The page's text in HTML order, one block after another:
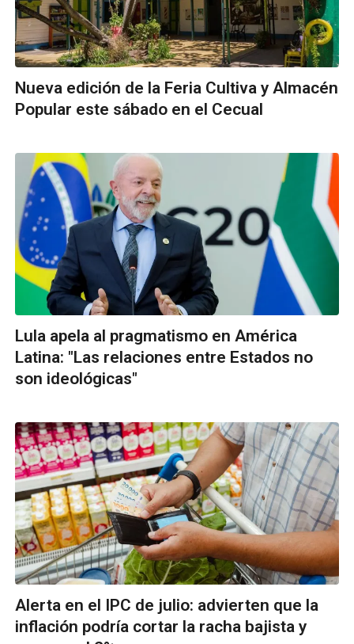
Nueva edición de la Feria Cultiva y Almacén
Popular este sábado en el Cecual
Lula apela al pragmatismo en América
Latina: "Las relaciones entre Estados no
son ideológicas"
Alerta en el IPC de julio: advierten que la
inflación podría cortar la racha bajista y